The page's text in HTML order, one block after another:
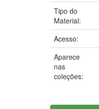
Tipo do
Material:
Acesso:
Aparece
nas
coleções: